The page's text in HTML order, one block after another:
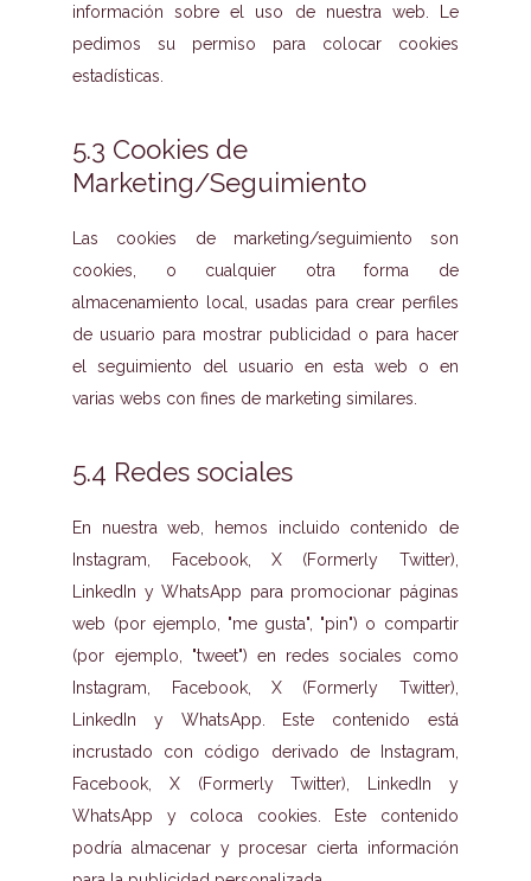
información sobre el uso de nuestra web. Le
pedimos su permiso para colocar cookies
estadísticas.
5.3 Cookies de
Marketing/Seguimiento
Las cookies de marketing/seguimiento son
cookies, o cualquier otra forma de
almacenamiento local, usadas para crear perfiles
de usuario para mostrar publicidad o para hacer
el seguimiento del usuario en esta web o en
varias webs con fines de marketing similares.
5.4 Redes sociales
En nuestra web, hemos incluido contenido de
Instagram, Facebook, X (Formerly Twitter),
LinkedIn y WhatsApp para promocionar páginas
web (por ejemplo, "me gusta", "pin") o compartir
(por ejemplo, "tweet") en redes sociales como
Instagram, Facebook, X (Formerly Twitter),
LinkedIn y WhatsApp. Este contenido está
incrustado con código derivado de Instagram,
Facebook, X (Formerly Twitter), LinkedIn y
WhatsApp y coloca cookies. Este contenido
podría almacenar y procesar cierta información